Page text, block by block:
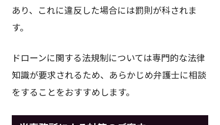
あり、これに違反した場合には罰則が科されま
す。
ドローンに関する法規制については専門的な法律
知識が要求されるため、あらかじめ弁護士に相談
をすることをおすすめします。